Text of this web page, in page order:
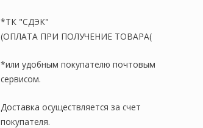
*ТК "СДЭК"
(ОПЛАТА ПРИ ПОЛУЧЕНИЕ ТОВАРА(
*или удобным покупателю почтовым
сервисом.
Доставка осуществляется за счет
покупателя.